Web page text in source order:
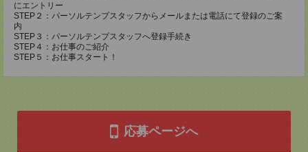
にエントリー
STEP２：パーソルテンプスタッフからメールまたは電話にて登録のご案
内
STEP３：パーソルテンプスタッフへ登録手続き
STEP４：お仕事のご紹介
STEP５：お仕事スタート！
応募ページへ